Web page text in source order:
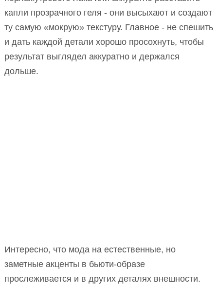
капли прозрачного геля - они высыхают и создают
ту самую «мокрую» текстуру. Главное - не спешить
и дать каждой детали хорошо просохнуть, чтобы
результат выглядел аккуратно и держался
дольше.
Интересно, что мода на естественные, но
заметные акценты в бьюти-образе
прослеживается и в других деталях внешности.